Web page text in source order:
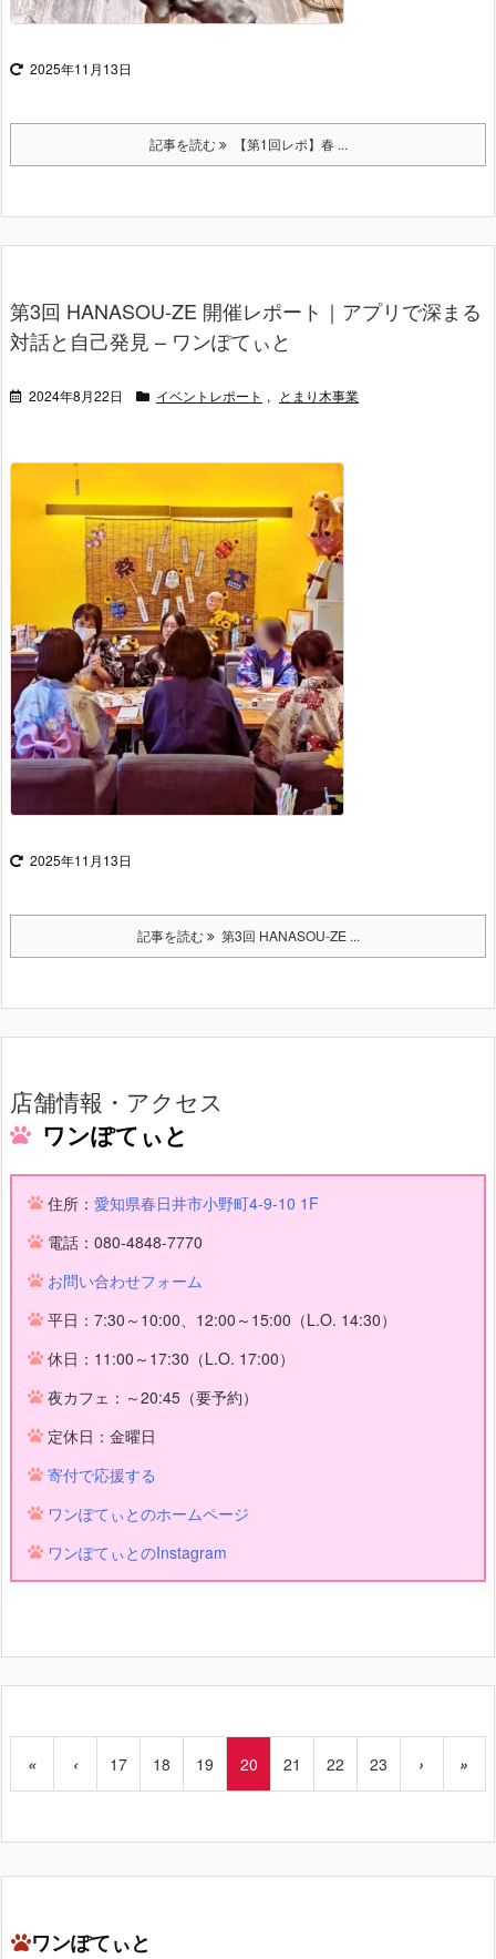
2025年11月13日
記事を読む 【第1回レポ】春 ...
第3回 HANASOU-ZE 開催レポート｜アプリで深まる
対話と自己発見 – ワンぽてぃと
2024年8月22日 イベントレポート , とまり木事業
2025年11月13日
記事を読む 第3回 HANASOU-ZE ...
店舗情報・アクセス
ワンぽてぃと
住所：愛知県春日井市小野町4-9-10 1F
電話：080-4848-7770
お問い合わせフォーム
平日：7:30～10:00、12:00～15:00（L.O. 14:30）
休日：11:00～17:30（L.O. 17:00）
夜カフェ：～20:45（要予約）
定休日：金曜日
寄付で応援する
ワンぽてぃとのホームページ
ワンぽてぃとのInstagram
« ‹ 17 18 19 20 21 22 23 › »
ワンぽてぃと